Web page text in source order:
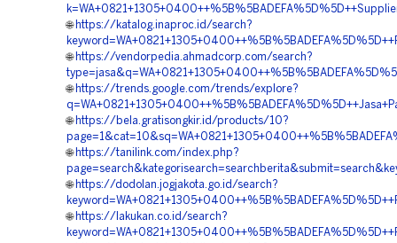
🌐 https://katalog.inaproc.id/search?
🌐 https://vendorpedia.ahmadcorp.com/search?
🌐 https://trends.google.com/trends/explore?
🌐 https://bela.gratisongkir.id/products/10?
🌐 https://tanilink.com/index.php?
🌐 https://dodolan.jogjakota.go.id/search?
🌐 https://lakukan.co.id/search?